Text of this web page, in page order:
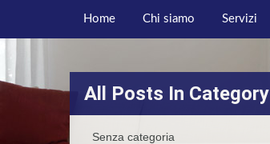
Home Chi siamo Servizi
All Posts In Category
Senza categoria